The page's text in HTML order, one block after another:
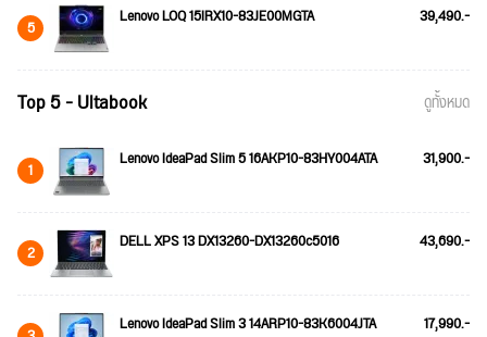
5 Lenovo LOQ 15IRX10-83JE00MGTA 39,490.-
Top 5 - Ultabook ดูทั้งหมด
1 Lenovo IdeaPad Slim 5 16AKP10-83HY004ATA 31,900.-
2 DELL XPS 13 DX13260-DX13260c5016 43,690.-
Lenovo IdeaPad Slim 3 14ARP10-83K6004JTA 17,990.-